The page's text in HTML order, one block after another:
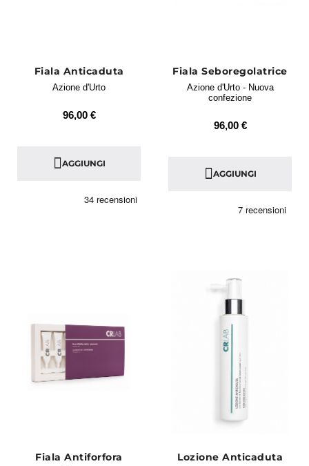
Fiala Anticaduta
Azione d'Urto
96,00 €
AGGIUNGI
Fiala Seboregolatrice
Azione d'Urto - Nuova
confezione
96,00 €
AGGIUNGI
Fiala Antiforfora
Lozione Anticaduta